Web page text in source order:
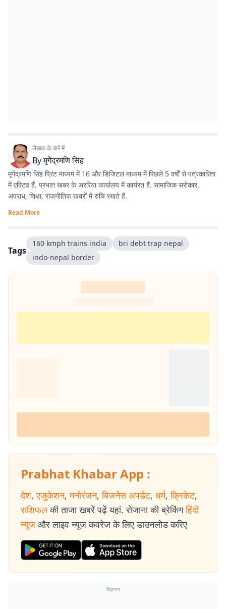
लेखक के बारे में
Byमृगेंद्रमणि सिंह
मृगेंद्रमणि सिंह प्रिंट माध्यम में 16 और डिजिटल माध्यम में पिछले 5 वर्षों से पत्रकारिता
में एक्टिव हैं. प्रभात खबर के अररिया कार्यालय में कार्यरत हैं. सामाजिक सरोकार,
अपराध, शिक्षा, राजनीतिक खबरों में रुचि रखते हैं.
Read More
Tags
160 kmph trains india
bri debt trap nepal
indo-nepal border
Prabhat Khabar App :
देश, एजुकेशन, मनोरंजन, बिजनेस अपडेट, धर्म, क्रिकेट,
राशिफल की ताजा खबरें पढ़ें यहां. रोजाना की ब्रेकिंग हिंदी
न्यूज और लाइव न्यूज कवरेज के लिए डाउनलोड करिए
विज्ञापन